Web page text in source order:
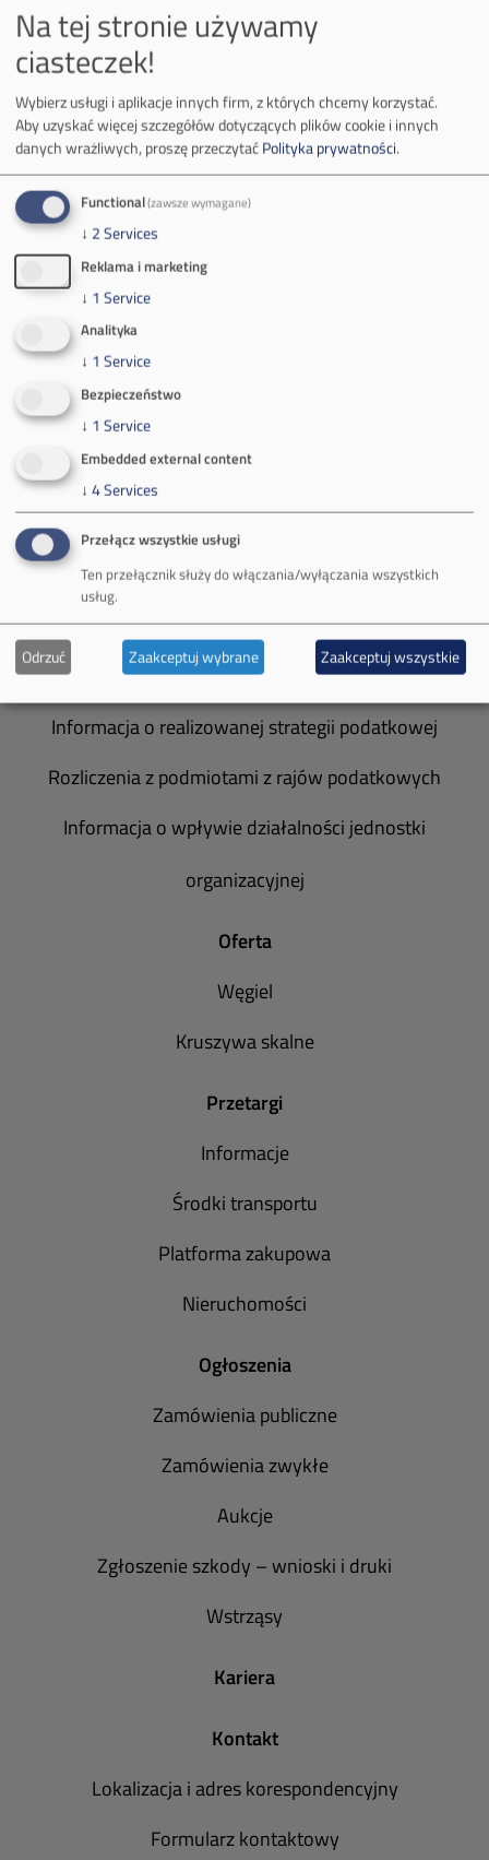
32-620 Brzeszcze
Kontakt dla mediów:
mail:media@pkw-sa.pl
tel.:+48 32 618 56 02
(poniedziałek-piątek 7:00-15:00)
Zakład Górniczy Janina
Zakład Górniczy Sobieski
Galeria zdjęć
Informacja o realizowanej strategii podatkowej
Rozliczenia z podmiotami z rajów podatkowych
Informacja o wpływie działalności jednostki
organizacyjnej
Oferta
Węgiel
Kruszywa skalne
Przetargi
Informacje
Środki transportu
Platforma zakupowa
Nieruchomości
Ogłoszenia
Zamówienia publiczne
Zamówienia zwykłe
Aukcje
Zgłoszenie szkody – wnioski i druki
Wstrząsy
Kariera
Kontakt
Lokalizacja i adres korespondencyjny
Formularz kontaktowy
Na tej stronie używamy
ciasteczek!
Wybierz usługi i aplikacje innych firm, z których chcemy korzystać.
Aby uzyskać więcej szczegółów dotyczących plików cookie i innych
danych wrażliwych, proszę przeczytaćPolityka prywatności.
Functional(zawsze wymagane)
↓ 2Services
Reklama i marketing
↓ 1 Service
Analityka
↓ 1 Service
Bezpieczeństwo
↓ 1 Service
Embedded external content
↓ 4Services
Przełącz wszystkie usługi
Ten przełącznik służy do włączania/wyłączania wszystkich
usług.
Odrzuć Zaakceptuj wybrane Zaakceptuj wszystkie